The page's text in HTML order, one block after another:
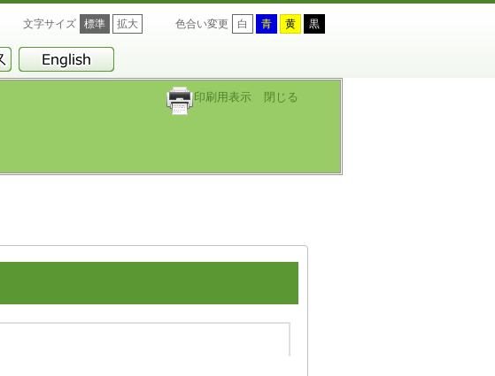
文字サイズ 標準 拡大 色合い変更 白 青 黄 黒
印刷用表示 閉じる